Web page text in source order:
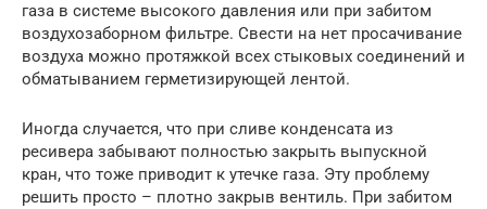
газа в системе высокого давления или при забитом
воздухозаборном фильтре. Свести на нет просачивание
воздуха можно протяжкой всех стыковых соединений и
обматыванием герметизирующей лентой.
Иногда случается, что при сливе конденсата из
ресивера забывают полностью закрыть выпускной
кран, что тоже приводит к утечке газа. Эту проблему
решить просто – плотно закрыв вентиль. При забитом